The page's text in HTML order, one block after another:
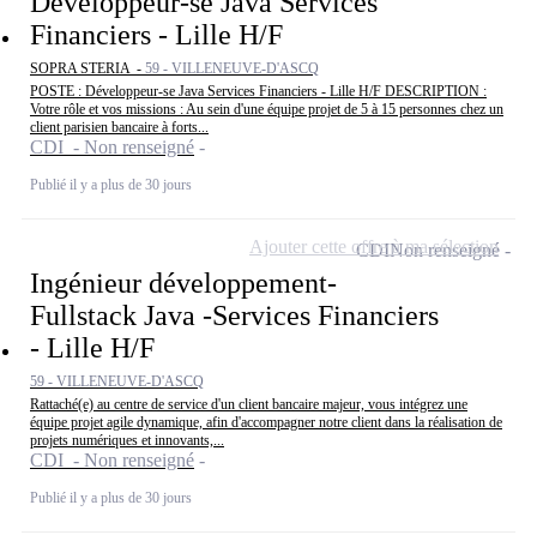
Financiers - Lille H/F
SOPRA STERIA - 59 - VILLENEUVE-D'ASCQ
POSTE : Développeur-se Java Services Financiers - Lille H/F DESCRIPTION :
Votre rôle et vos missions : Au sein d'une équipe projet de 5 à 15 personnes chez un
client parisien bancaire à forts...
CDI - Non renseigné
Publié il y a plus de 30 jours
Ingénieur développement-
Fullstack Java -Services Financiers
- Lille H/F
59 - VILLENEUVE-D'ASCQ
Rattaché(e) au centre de service d'un client bancaire majeur, vous intégrez une
équipe projet agile dynamique, afin d'accompagner notre client dans la réalisation de
projets numériques et innovants,...
CDI - Non renseigné
Publié il y a plus de 30 jours
CDINon renseigné
Ajouter cette offre à ma sélection